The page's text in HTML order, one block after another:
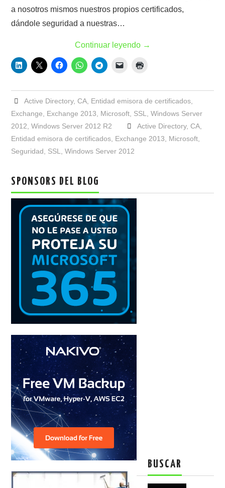
a nosotros mismos nuestros propios certificados,
dándole seguridad a nuestras…
Continuar leyendo →
Active Directory, CA, Entidad emisora de certificados,
Exchange
Exchange 2013 Microsoft SSL ,Windows Server
2012 ,Windows Server 2012 R2 Active Directory, CA,
Entidad emisora de certificados Exchange 2013 Microsoft
Seguridad
SSL ,Windows Server 2012
SPONSORS DEL BLOG
BUSCAR